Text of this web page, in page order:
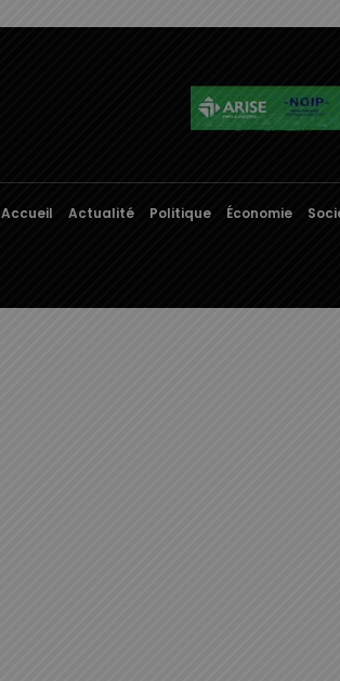
Accueil Actualité Politique Économie